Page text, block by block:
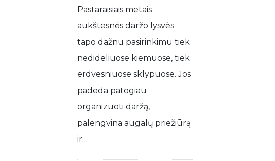
Pastaraisiais metais
aukštesnės daržo lysvės
tapo dažnu pasirinkimu tiek
nedideliuose kiemuose, tiek
erdvesniuose sklypuose. Jos
padeda patogiau
organizuoti daržą,
palengvina augalų priežiūrą
ir…